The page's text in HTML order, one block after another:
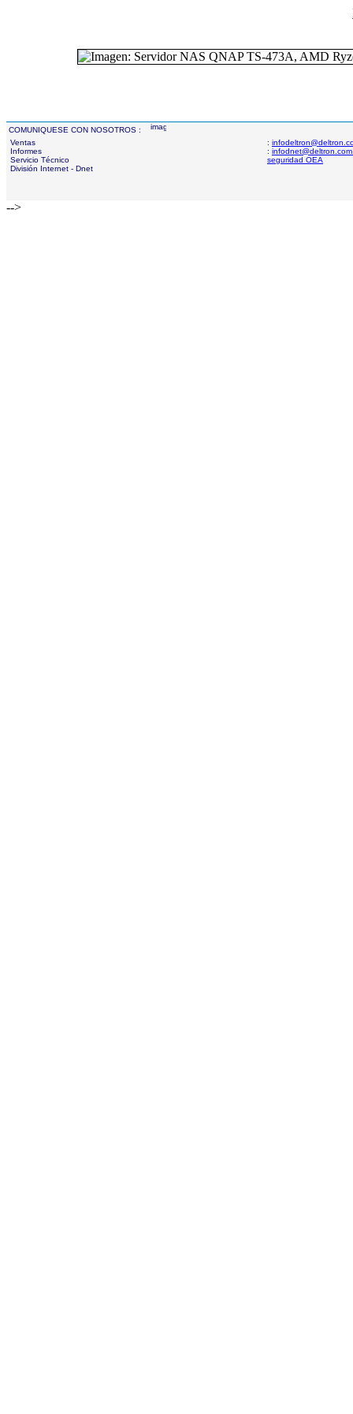
COMUNIQUESE CON NOSOTROS :
Ventas
Informes
Servicio Técnico
División Internet - Dnet
:
:
seguridad OEA
-->